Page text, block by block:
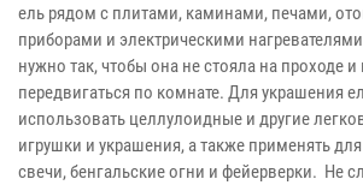
ель рядом с плитами, каминами, печами,
приборами и электрическими
нужно так, чтобы она не стояла на проходе
передвигаться по комнате. Для украшения
использовать целлулоидные и другие
игрушки и украшения, а также применять
свечи, бенгальские огни и фейерверки. Не